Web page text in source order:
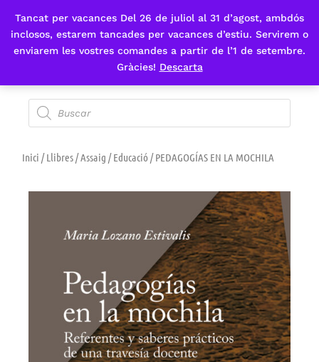
Tancat per vacances Del 26 de juliol al 31 d’agost, ambdós
inclosos, estarem tancades per vacances d’estiu. Servirem o
enviarem les vostres comandes a partir de l’1 de setembre.
Gràcies! Descarta
Fes-te'n sòcia
Inici /Llibres/Assaig /Educació / PEDAGOGÍAS EN LA MOCHILA